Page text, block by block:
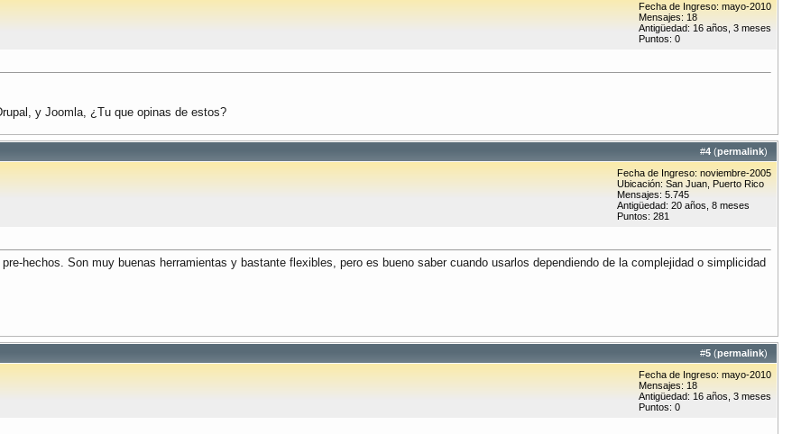
Fecha de Ingreso: mayo-2010
Mensajes: 18
Antigüedad: 16 años, 3 meses
Puntos: 0
y Joomla, ¿Tu que opinas de estos?
#4 (permalink)
Fecha de Ingreso: noviembre-2005
Ubicación: San Juan, Puerto Rico
Mensajes: 5.745
Antigüedad: 20 años, 8 meses
Puntos: 281
pre-hechos. Son muy buenas herramientas y bastante flexibles, pero es bueno saber cuando usarlos dependiendo de la complejidad o simplicidad
#5 (permalink)
Fecha de Ingreso: mayo-2010
Mensajes: 18
Antigüedad: 16 años, 3 meses
Puntos: 0